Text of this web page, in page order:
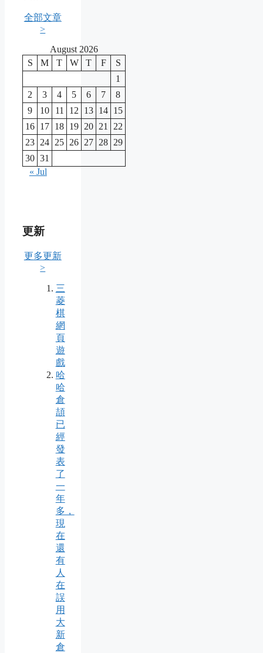
全部文章
>
August 2026
S
M T W T F
S
1
2
3 4 5 6 7
8
9
10 11 12 13 14 15
16 17 18 19 20 21
22
23 24 25 26 27 28 29
30 31
« Jul
更新
更多更新
>
三
菱
棋
網
頁
遊
戲
哈
哈
倉
頡
已
經
發
表
了
一
年
多，
現
在
還
有
人
在
誤
用
大
新
倉